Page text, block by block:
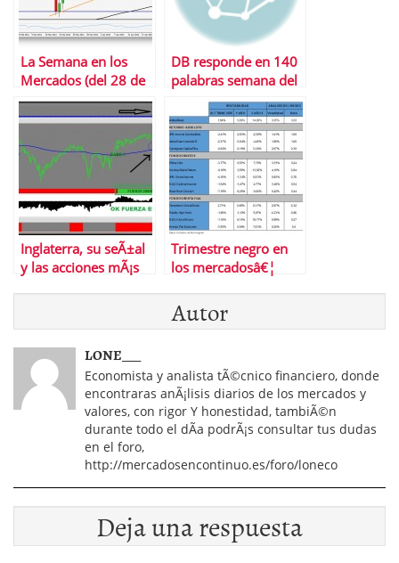
La Semana en los
Mercados (del 28 de
abril al 5 de mayo)
DB responde en 140
palabras semana del
10 al 16 de
noviembre
Inglaterra, su seÃ±al
y las acciones mÃ¡s
Trimestre negro en
los mercadosâ€¦
alguna inversiÃ³n de
las pÃ©rdidas? Y tÃº,
Autor
LONE___
Economista y analista tÃ©cnico financiero, donde
encontraras anÃ¡lisis diarios de los mercados y
valores, con rigor Y honestidad, tambiÃ©n
durante todo el dÃ­a podrÃ¡s consultar tus dudas
en el foro,
http://mercadosencontinuo.es/foro/loneco
Deja una respuesta